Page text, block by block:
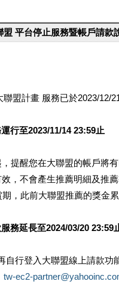
平台停止服務暨帳戶請款
盟計畫 服務已於2023/12/
行至2023/11/14 23:59止
提醒您在大聯盟的帳戶將有
，不會產生推薦明細及推薦
，此前大聯盟推薦的獎金累
務延長至2024/03/20 23:59
自行登入大聯盟線上請款功
tw-ec2-